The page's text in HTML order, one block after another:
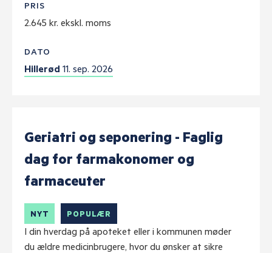
PRIS
2.645 kr. ekskl. moms
DATO
Hillerød 11. sep. 2026
Geriatri og seponering - Faglig
dag for farmakonomer og
farmaceuter
NYT POPULÆR
I din hverdag på apoteket eller i kommunen møder
du ældre medicinbrugere, hvor du ønsker at sikre